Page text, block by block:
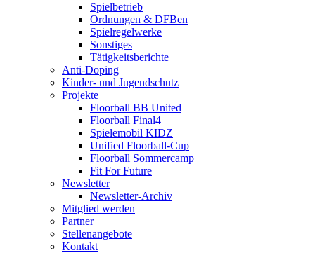
Spielbetrieb
Ordnungen & DFBen
Spielregelwerke
Sonstiges
Tätigkeitsberichte
Anti-Doping
Kinder- und Jugendschutz
Projekte
Floorball BB United
Floorball Final4
Spielemobil KIDZ
Unified Floorball-Cup
Floorball Sommercamp
Fit For Future
Newsletter
Newsletter-Archiv
Mitglied werden
Partner
Stellenangebote
Kontakt